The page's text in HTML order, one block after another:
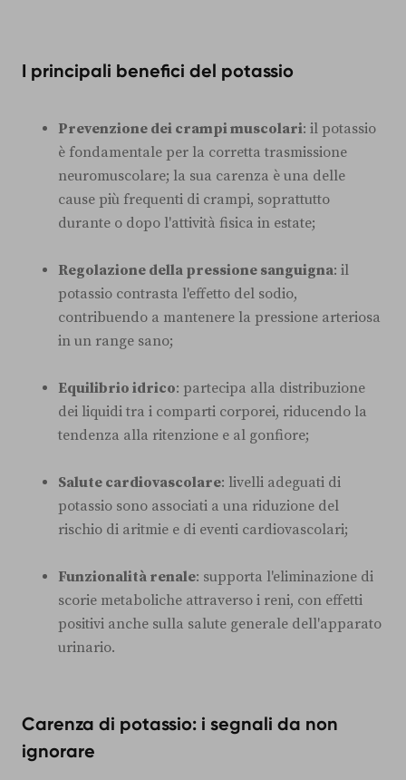
I principali benefici del potassio
Prevenzione dei crampi muscolari: il potassio
è fondamentale per la corretta trasmissione
neuromuscolare; la sua carenza è una delle
cause più frequenti di crampi, soprattutto
durante o dopo l'attività fisica in estate;
Regolazione della pressione sanguigna: il
potassio contrasta l'effetto del sodio,
contribuendo a mantenere la pressione arteriosa
in un range sano;
Equilibrio idrico: partecipa alla distribuzione
dei liquidi tra i comparti corporei, riducendo la
tendenza alla ritenzione e al gonfiore;
Salute cardiovascolare: livelli adeguati di
potassio sono associati a una riduzione del
rischio di aritmie e di eventi cardiovascolari;
Funzionalità renale: supporta l'eliminazione di
scorie metaboliche attraverso i reni, con effetti
positivi anche sulla salute generale dell'apparato
urinario.
Carenza di potassio: i segnali da non
ignorare